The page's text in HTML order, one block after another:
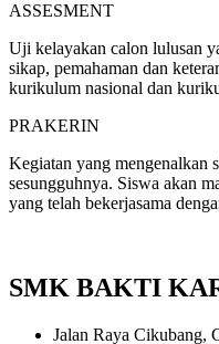
ASSESMENT
Uji kelayakan calon lulusan
sikap, pemahaman dan
kurikulum nasional dan
PRAKERIN
Kegiatan yang mengenalkan
sesungguhnya. Siswa akan
yang telah bekerjasama
SMK BAKTI
Jalan Raya Cikubang,